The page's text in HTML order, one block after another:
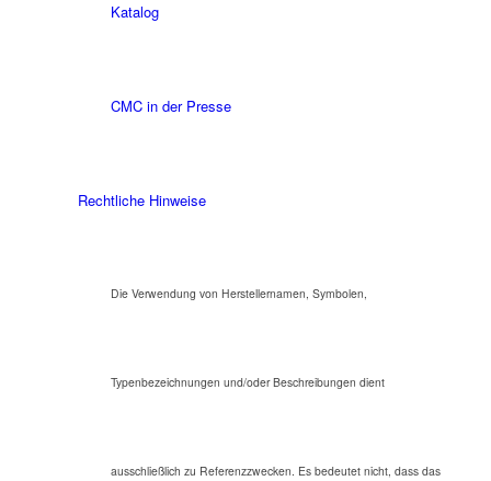
Katalog
CMC in der Presse
Rechtliche Hinweise
Die Verwendung von Herstellernamen, Symbolen,
Typenbezeichnungen und/oder Beschreibungen dient
ausschließlich zu Referenzzwecken. Es bedeutet nicht, dass das